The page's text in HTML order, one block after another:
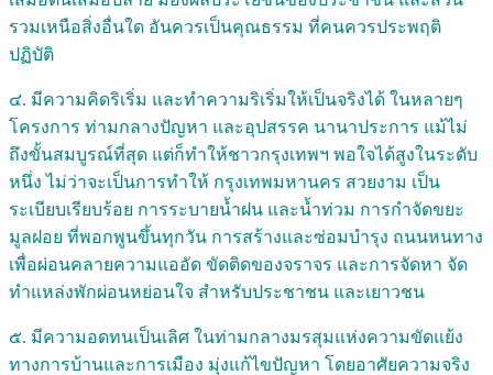
รวมเหนือสิ่งอื่นใด อันควรเป็นคุณธรรม ที่คนควรประพฤติ
ปฏิบัติ
๔. มีความคิดริเริ่ม และทำความริเริ่มให้เป็นจริงได้ ในหลายๆ
โครงการ ท่ามกลางปัญหา และอุปสรรค นานาประการ แม้ไม่
ถึงขั้นสมบูรณ์ที่สุด แต่ก็ทำให้ชาวกรุงเทพฯ พอใจได้สูงในระดับ
หนึ่ง ไม่ว่าจะเป็นการทำให้ กรุงเทพมหานคร สวยงาม เป็น
ระเบียบเรียบร้อย การระบายน้ำฝน และน้ำท่วม การกำจัดขยะ
มูลฝอย ที่พอกพูนขึ้นทุกวัน การสร้างและซ่อมบำรุง ถนนหนทาง
เพื่อผ่อนคลายความแออัด ขัดติดของจราจร และการจัดหา จัด
ทำแหล่งพักผ่อนหย่อนใจ สำหรับประชาชน และเยาวชน
๕. มีความอดทนเป็นเลิศ ในท่ามกลางมรสุมแห่งความขัดแย้ง
ทางการบ้านและการเมือง มุ่งแก้ไขปัญหา โดยอาศัยความจริง